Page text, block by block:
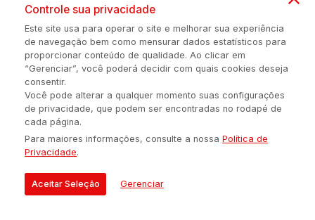
(54) 98434-8385
Política de privacidade Configuração de Cookies Quem Somos
É proibida a reprodução do conteúdo desta página em qualquer
meio de comunicação, eletrônico ou impreso, sem autorização
escrita de Auonline Comunicação Eireli.
© 2026 AUONLINE COMUNICAÇÃO EIRELI - CNPJ: 17.375.200/0001-
21
Controle sua privacidade
Este site usa para operar o site e melhorar sua experiência
de navegação bem como mensurar dados estatísticos para
proporcionar conteúdo de qualidade. Ao clicar em
“Gerenciar”, você poderá decidir com quais cookies deseja
consentir.
Você pode alterar a qualquer momento suas configurações
de privacidade, que podem ser encontradas no rodapé de
cada página.
Para maiores informações, consulte a nossaPolítica de
Privacidade.
Aceitar Seleção Gerenciar